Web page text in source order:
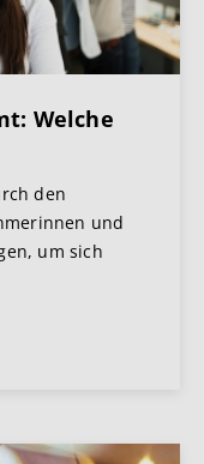
Welche
den
und
um sich